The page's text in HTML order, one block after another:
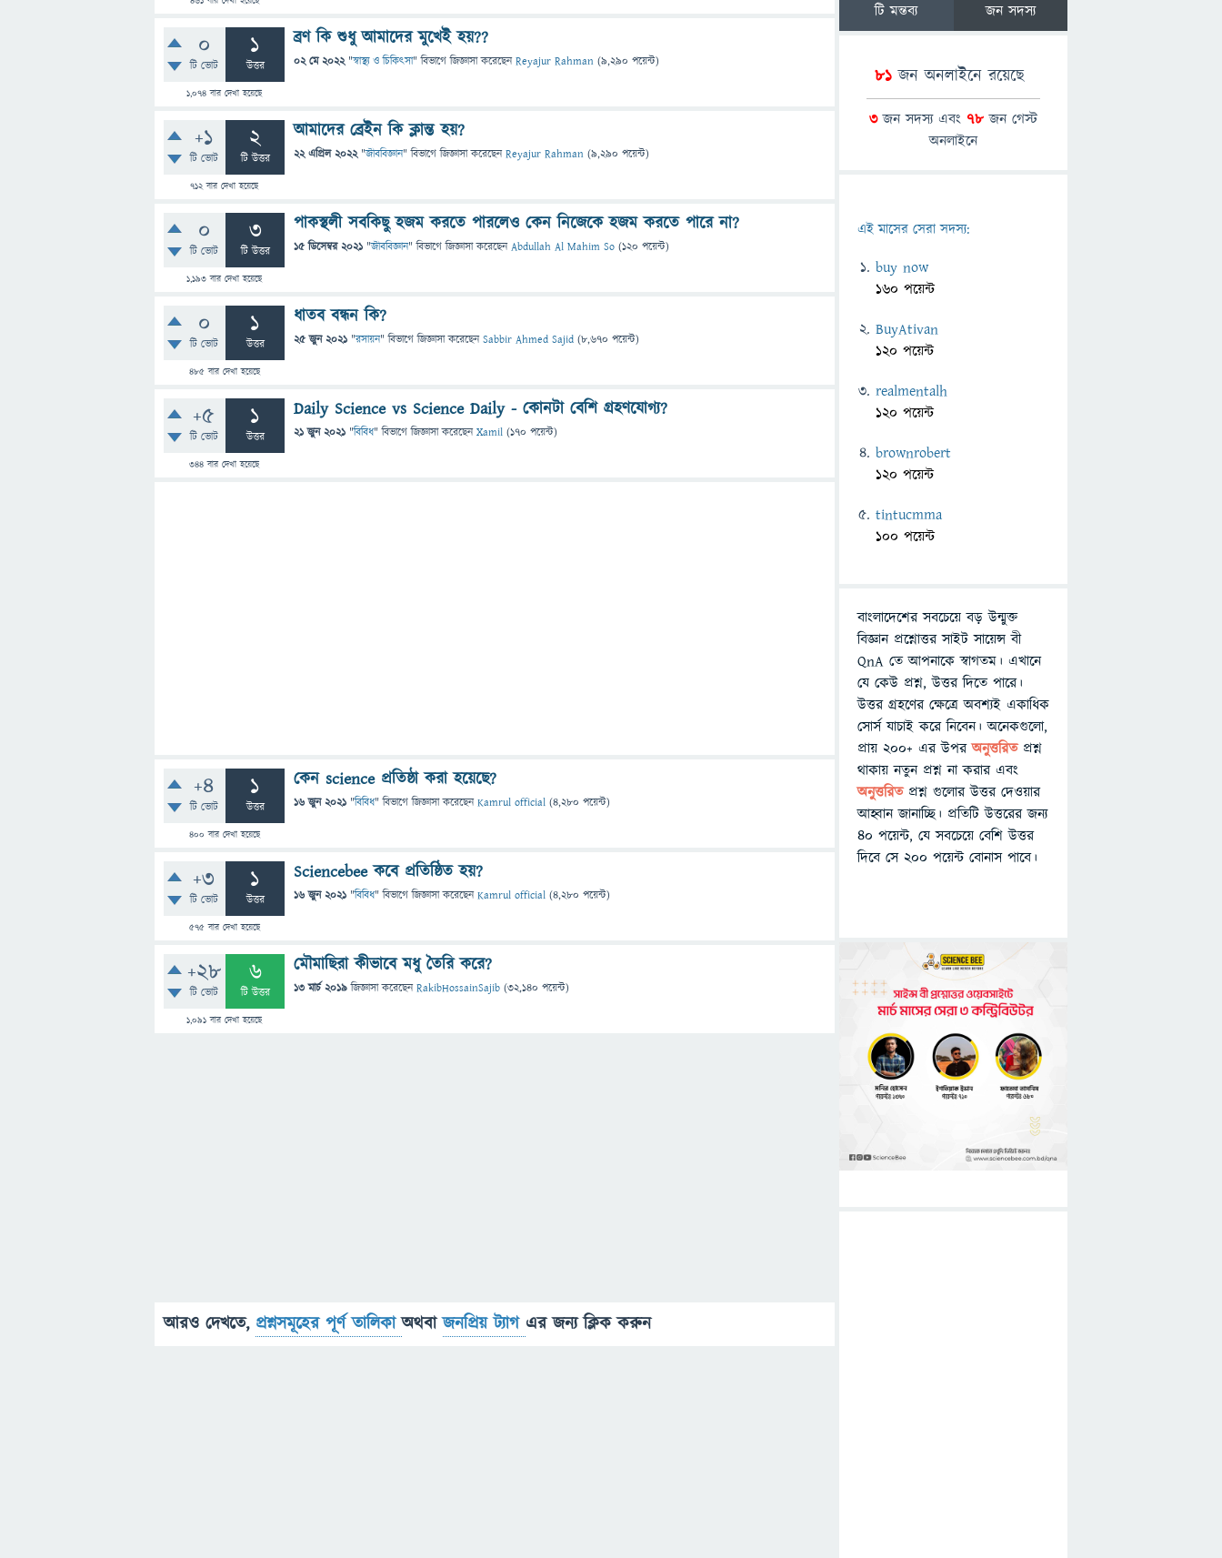
0
টি ভোট
1
উত্তর
1,074 বার দেখা হয়েছে
ব্রণ কি শুধু আমাদের মুখেই হয়??
02 মে 2022 "স্বাস্থ্য ও চিকিৎসা" বিভাগে জিজ্ঞাসাকরেছেনReyajur Rahman (9,290 পয়েন্ট)
+1
টি ভোট
2
টি উত্তর
712বার দেখা হয়েছে
আমাদের ব্রেইন কি ক্লান্ত হয়?
22 এপ্রিল 2022 "জীববিজ্ঞান" বিভাগে জিজ্ঞাসাকরেছেনReyajur Rahman (9,290 পয়েন্ট)
0
টি ভোট
3
টি উত্তর
1,193 বার দেখা হয়েছে
পাকস্থলী সবকিছু হজম করতে পারলেও কেন নিজেকে হজম করতে পারে না?
15 ডিসেম্বর 2021 "জীববিজ্ঞান" বিভাগে জিজ্ঞাসাকরেছেনAbdullah Al Mahim So (120 পয়েন্ট)
0
টি ভোট
1
উত্তর
485বার দেখা হয়েছে
ধাতব বন্ধন কি?
25 জুন 2021 "রসায়ন" বিভাগে জিজ্ঞাসাকরেছেনSabbir Ahmed Sajid (8,670 পয়েন্ট)
+5
টি ভোট
1
উত্তর
344 বার দেখা হয়েছে
Daily Science vs Science Daily - কোনটা বেশি গ্রহণযোগ্য?
21 জুন 2021 "বিবিধ" বিভাগে জিজ্ঞাসাকরেছেনXamil (170 পয়েন্ট)
+4
টি ভোট
1
উত্তর
400 বার দেখা হয়েছে
কেন science প্রতিষ্ঠা করা হয়েছে?
16 জুন 2021 "বিবিধ" বিভাগে জিজ্ঞাসাকরেছেনKamrul official (4,280 পয়েন্ট)
+3
টি ভোট
1
উত্তর
575বার দেখা হয়েছে
Sciencebee কবে প্রতিষ্ঠিত হয়?
16 জুন 2021 "বিবিধ" বিভাগে জিজ্ঞাসাকরেছেনKamrul official (4,280 পয়েন্ট)
+28
টি ভোট
6
টি উত্তর
1,091 বার দেখা হয়েছে
মৌমাছিরা কীভাবে মধু তৈরি করে?
13 মার্চ 2019 জিজ্ঞাসাকরেছেনRakibHossainSajib (32,140 পয়েন্ট)
আরও দেখতে, প্রশ্নসমূহের পূর্ণ তালিকাঅথবাজনপ্রিয় ট্যাগ এর জন্য ক্লিক করুন
টি মন্তব্য জন সদস্য
81 জন অনলাইনে রয়েছে
3জন সদস্য এবং 78 জন গেস্ট
অনলাইনে
এই মাসের সেরা সদস্য:
buy now
160 পয়েন্ট
BuyAtivan
120 পয়েন্ট
realmentalh
120 পয়েন্ট
brownrobert
120 পয়েন্ট
tintucmma
100 পয়েন্ট
বাংলাদেশের সবচেয়ে বড় উন্মুক্ত
বিজ্ঞান প্রশ্নোত্তর সাইট সায়েন্স বী
QnA তে আপনাকে স্বাগতম। এখানে
যে কেউ প্রশ্ন, উত্তর দিতে পারে।
উত্তর গ্রহণের ক্ষেত্রে অবশ্যই একাধিক
সোর্স যাচাই করে নিবেন। অনেকগুলো,
প্রায় ২০০+ এর উপরঅনুত্তরিতপ্রশ্ন
থাকায় নতুন প্রশ্ন না করার এবং
অনুত্তরিত প্রশ্ন গুলোর উত্তর দেওয়ার
আহ্বান জানাচ্ছি। প্রতিটি উত্তরের জন্য
৪০ পয়েন্ট, যে সবচেয়ে বেশি উত্তর
দিবে সে ২০০ পয়েন্ট বোনাস পাবে।